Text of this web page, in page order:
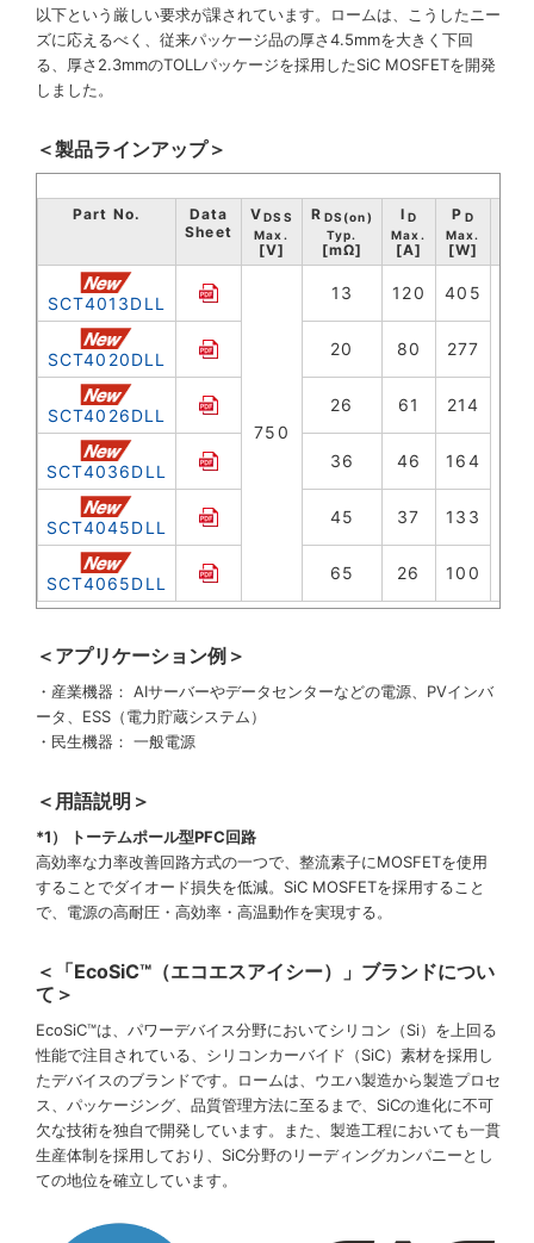
以下という厳しい要求が課されています。ロームは、こうしたニー
ズに応えるべく、従来パッケージ品の厚さ4.5mmを大きく下回
る、厚さ2.3mmのTOLLパッケージを採用したSiC MOSFETを開発
しました。
＜製品ラインアップ＞
Part No.
Data
Sheet
VDSS
Max.
[V]
R DS(on)
Typ.
[mΩ]
I D
Max.
[A]
P D
Max.
[W]
SCT4013DLL
750
13 120 405
SCT4020DLL
20 80 277
SCT4026DLL
26 61 214
SCT4036DLL
36 46 164
SCT4045DLL
45 37 133
SCT4065DLL
65 26 100
＜アプリケーション例＞
・産業機器： AIサーバーやデータセンターなどの電源、PVインバ
ータ、ESS（電力貯蔵システム）
・民生機器： 一般電源
＜用語説明＞
*1） トーテムポール型PFC回路
高効率な力率改善回路方式の一つで、整流素子にMOSFETを使用
することでダイオード損失を低減。SiC MOSFETを採用すること
で、電源の高耐圧・高効率・高温動作を実現する。
＜「EcoSiC™（エコエスアイシー）」ブランドについ
て＞
EcoSiC™は、パワーデバイス分野においてシリコン（Si）を上回る
性能で注目されている、シリコンカーバイド（SiC）素材を採用し
たデバイスのブランドです。ロームは、ウエハ製造から製造プロセ
ス、パッケージング、品質管理方法に至るまで、SiCの進化に不可
欠な技術を独自で開発しています。また、製造工程においても一貫
生産体制を採用しており、SiC分野のリーディングカンパニーとし
ての地位を確立しています。